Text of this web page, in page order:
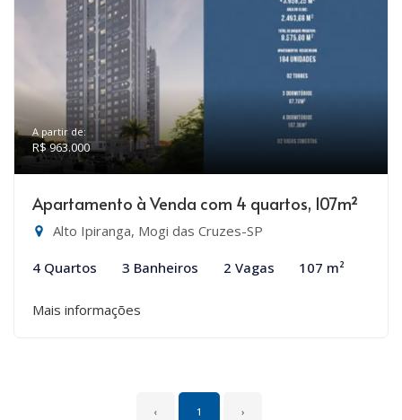
A partir de:
R$ 963.000
Apartamento à Venda com 4 quartos, 107m²
Alto Ipiranga, Mogi das Cruzes-SP
4 Quartos 3 Banheiros 2 Vagas 107 m²
Mais informações
‹ 1 ›